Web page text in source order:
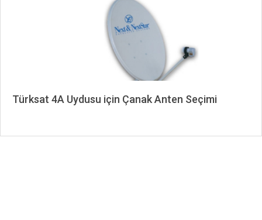
Türksat 4A Uydusu için Çanak Anten Seçimi